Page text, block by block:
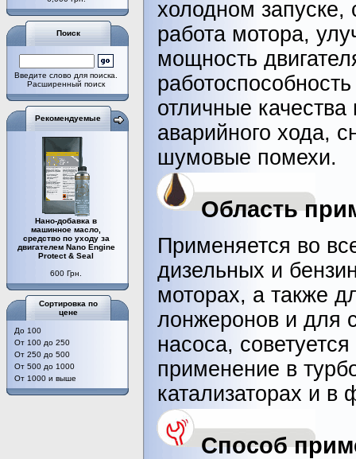
Поиск
Введите слово для поиска.
Расширенный поиск
Рекомендуемые
Нано-добавка в
машинное масло,
средство по уходу за
двигателем Nano Engine
Protect & Seal
600 Грн.
Сортировка по
цене
До 100
От 100 до 250
От 250 до 500
От 500 до 1000
От 1000 и выше
холодном запуске,
работа мотора,
мощность
работоспособность
отличные
аварийного хода,
шумовые помехи.
Область
Применяется во
дизельных и
моторах, а также
лонжеронов и для
насоса, советуется
применение в
катализаторах и в
Способ